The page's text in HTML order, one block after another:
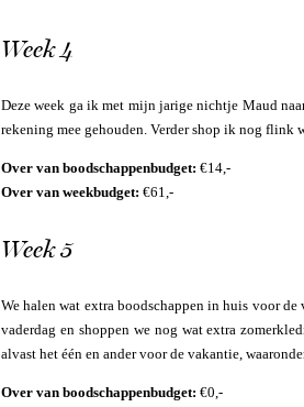
Week 4
Deze week ga ik met mijn jarige nichtje Maud
rekening mee gehouden. Verder shop ik nog
Over van boodschappenbudget: €14,-
Over van weekbudget: €61,-
Week 5
We halen wat extra boodschappen in huis voor
vaderdag en shoppen we nog wat extra
alvast het één en ander voor de vakantie,
Over van boodschappenbudget: €0,-